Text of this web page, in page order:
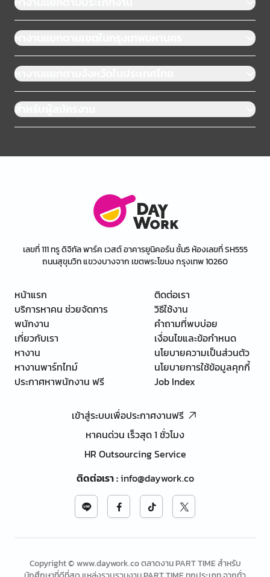
หางานแยกตามเขตในกรุงเทพมหานคร
หางานแยกตามจังหวัดในประเทศไทย
สำหรับผู้สมัครงาน
เลขที่ 111 ทรู ดิจิทัล พาร์ค เวสต์ อาคารยูนิคอร์น ชั้น5 ห้องเลขที่ SH555
ถนนสุขุมวิท แขวงบางจาก เขตพระโขนง กรุงเทพ 10260
หน้าแรก
บริการหาคน ช่วยจัดการ
พนักงาน
เกี่ยวกับเรา
หางาน
หางานพาร์ทไทม์
ประกาศหาพนักงาน ฟรี
ติดต่อเรา
วิธีใช้งาน
คำถามที่พบบ่อย
เงื่อนไขและข้อกำหนด
นโยบายความเป็นส่วนตัว
นโยบายการใช้ข้อมูลคุกกี้
Job Index
เข้าสู่ระบบเพื่อประกาศงานฟรี
หาคนด่วน เร็วสุด 1 ชั่วโมง
HR Outsourcing Service
ติดต่อเรา:info@daywork.co
Copyright © www.daywork.co ตลาดงาน PART TIME สำหรับ